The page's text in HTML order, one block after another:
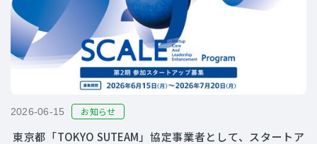
2026-06-15 お知らせ
東京都「TOKYO SUTEAM」協定事業者として、スタートア